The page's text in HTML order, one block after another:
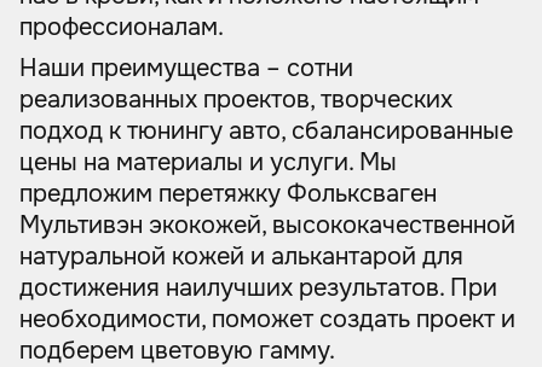
профессионалам.
Наши преимущества – сотни
реализованных проектов, творческих
подход к тюнингу авто, сбалансированные
цены на материалы и услуги. Мы
предложим перетяжку Фольксваген
Мультивэн экокожей, высококачественной
натуральной кожей и алькантарой для
достижения наилучших результатов. При
необходимости, поможет создать проект и
подберем цветовую гамму.